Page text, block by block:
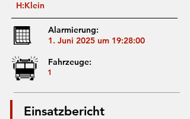
H:Klein
Alarmierung:
1. Juni 2025 um 19:28:00
Fahrzeuge:
1
Einsatzbericht